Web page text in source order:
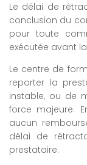
Le délai de
conclusion du
pour toute
exécutée avant
Le centre de
reporter la
instable, ou de
force majeure.
aucun
délai de
prestataire.